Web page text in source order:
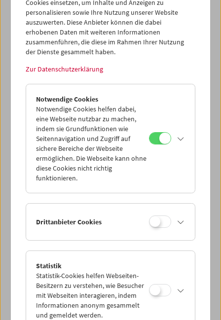
In person: Bill Plympton
Premiere: Filme von Ludwig Wüst und Pablo
Larraín
Cookies einsetzen, um Inhalte und Anzeigen zu
personalisieren sowie Ihre Nutzung unserer Website
auszuwerten. Diese Anbieter können die dabei
erhobenen Daten mit weiteren Informationen
zusammenführen, die diese im Rahmen Ihrer Nutzung
der Dienste gesammelt haben.
Zur Datenschutzerklärung
Notwendige Cookies
Notwendige Cookies helfen dabei,
eine Webseite nutzbar zu machen,
indem sie Grundfunktionen wie
Seitennavigation und Zugriff auf
sichere Bereiche der Webseite
ermöglichen. Die Webseite kann ohne
diese Cookies nicht richtig
funktionieren.
Drittanbieter Cookies
Statistik
Statistik-Cookies helfen Webseiten-
Besitzern zu verstehen, wie Besucher
mit Webseiten interagieren, indem
Informationen anonym gesammelt
und gemeldet werden.